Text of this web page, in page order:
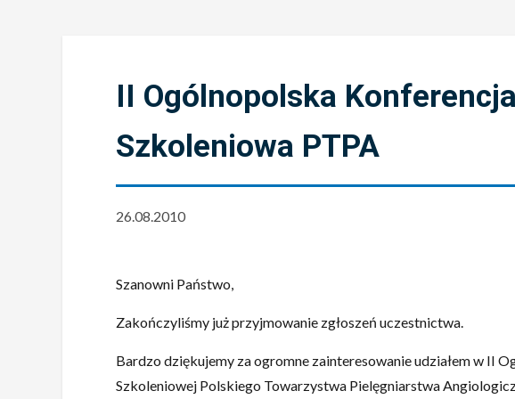
II Ogólnopolska
Szkoleniowa PTPA
26.08.2010
Szanowni Państwo,
Zakończyliśmy już przyjmowanie zgłoszeń uczestnictwa.
Bardzo dziękujemy za ogromne zainteresowanie udziałem w II
Szkoleniowej Polskiego Towarzystwa Pielęgniarstwa